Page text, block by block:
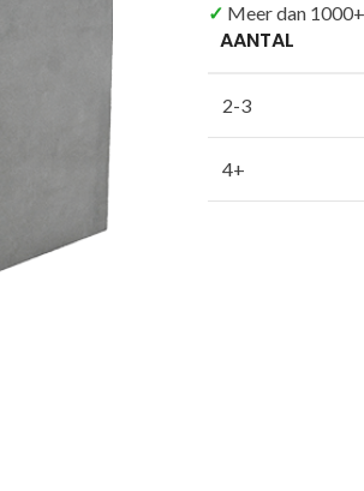
Meer dan
AANTAL
2-3
4+